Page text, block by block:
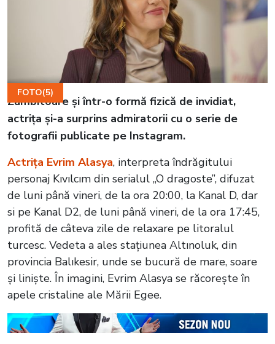
FOTO(5)
Zâmbitoare și într-o formă fizică de invidiat,
actrița și-a surprins admiratorii cu o serie de
fotografii publicate pe Instagram.
Actrița Evrim Alasya, interpreta îndrăgitului
personaj Kıvılcım din serialul „O dragoste”, difuzat
de luni până vineri, de la ora 20:00, la Kanal D, dar
si pe Kanal D2, de luni până vineri, de la ora 17:45,
profită de câteva zile de relaxare pe litoralul
turcesc. Vedeta a ales stațiunea Altınoluk, din
provincia Balıkesir, unde se bucură de mare, soare
și liniște. În imagini, Evrim Alasya se răcorește în
apele cristaline ale Mării Egee.